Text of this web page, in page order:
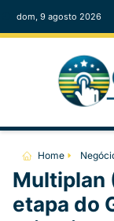
dom, 9 agosto 2026
Home
Multiplan
etapa do